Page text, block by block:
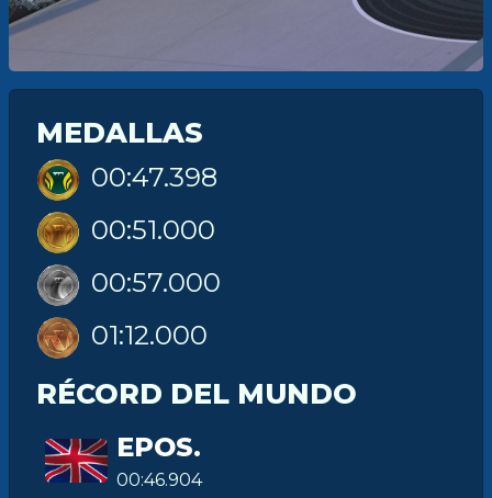
MEDALLAS
00:47.398
00:51.000
00:57.000
01:12.000
RÉCORD DEL MUNDO
EPOS.
00:46.904